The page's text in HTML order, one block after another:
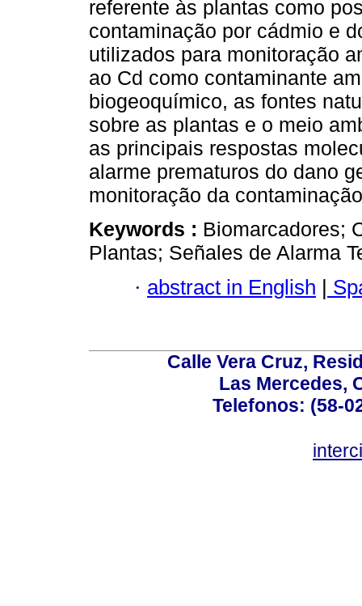
referente às plantas como
contaminação por cádmio e
utilizados para monitoração
ao Cd como contaminante
biogeoquímico, as fontes
sobre as plantas e o meio
as principais respostas
alarme prematuros do dano
monitoração da
Keywords : Biomarcadores;
Plantas; Señales de Alarma
· abstract in English |
Calle Vera Cruz,
Las Mercedes,
Telefonos: (58-